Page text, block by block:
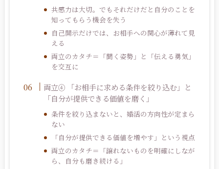
共感力は大切。でもそれだけだと自分のことを
知ってもらう機会を失う
自己開示だけでは、お相手への関心が薄れて見
える
両立のカタチ＝「聞く姿勢」と「伝える勇気」
を交互に
両立④
「お相手に求める条件を絞り込む」と
「自分が提供できる価値を磨く」
条件を絞り込まないと、婚活の方向性が定まら
ない
「自分が提供できる価値を増やす」という視点
両立のカタチ＝「譲れないものを明確にしなが
ら、自分も磨き続ける」